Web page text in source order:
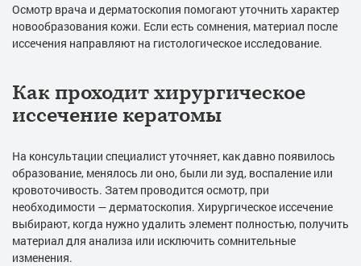
Осмотр врача и дерматоскопия помогают уточнить характер
новообразования кожи. Если есть сомнения, материал после
иссечения направляют на гистологическое исследование.
Как проходит хирургическое
иссечение кератомы
На консультации специалист уточняет, как давно появилось
образование, менялось ли оно, были ли зуд, воспаление или
кровоточивость. Затем проводится осмотр, при
необходимости — дерматоскопия. Хирургическое иссечение
выбирают, когда нужно удалить элемент полностью, получить
материал для анализа или исключить сомнительные
изменения.